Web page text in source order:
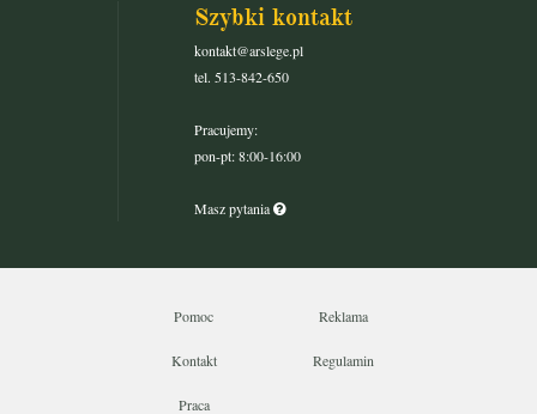
Szybki kontakt
kontakt@arslege.pl
tel. 513-842-650
Pracujemy:
pon-pt: 8:00-16:00
Masz pytania
Pomoc Reklama
Kontakt Regulamin
Praca